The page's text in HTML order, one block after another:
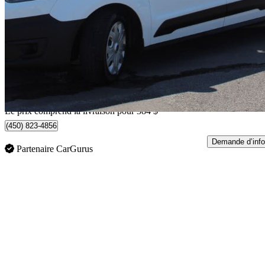
Cargo XL LWB FWD with Rear Cargo Doors114 247 km
Bonne
Livraison à domicile de Saint-Rémi, QC
Le prix comprend la livraison pour 384 $
(450) 823-4856
Partenaire CarGurus
Demande d’info